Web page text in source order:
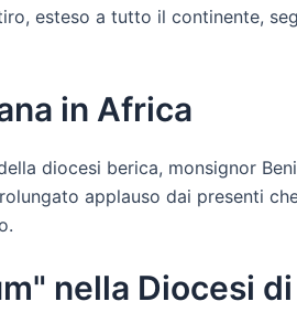
esteso a tutto il continente,
in Africa
diocesi berica, monsignor
applauso dai presenti
nella Diocesi